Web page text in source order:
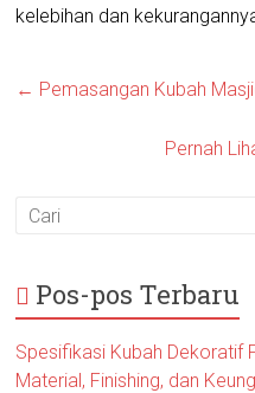
kelebihan dan
← Pemasangan Kubah
Pernah
Pos-pos Terbaru
Spesifikasi Kubah Dekoratif
Material, Finishing, dan